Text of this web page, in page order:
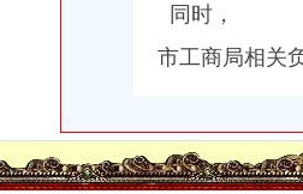
同时，
市工商局相关